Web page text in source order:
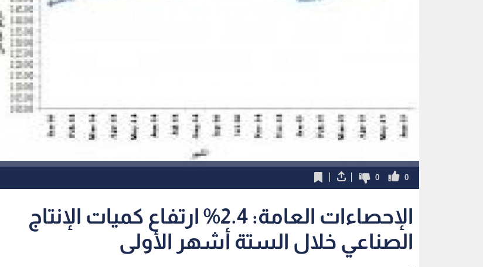
0
0
الإحصاءات العامة: 2.4% ارتفاع كميات الإنتاج
الصناعي خلال الستة أشهر الأولى